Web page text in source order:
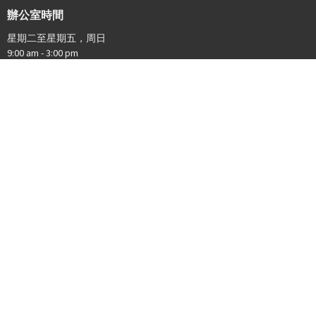
辦公室時間
星期二至星期五，周日
9:00 am - 3:00 pm